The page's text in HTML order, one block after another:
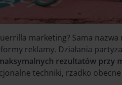
marketing? Sama
reklamy. Działania
rezultatów przy
techniki, rzadko